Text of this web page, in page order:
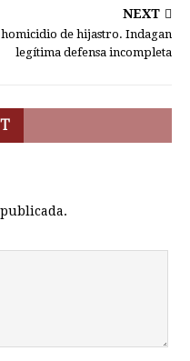
NEXT
de hijastro. Indagan
legítima defensa incompleta